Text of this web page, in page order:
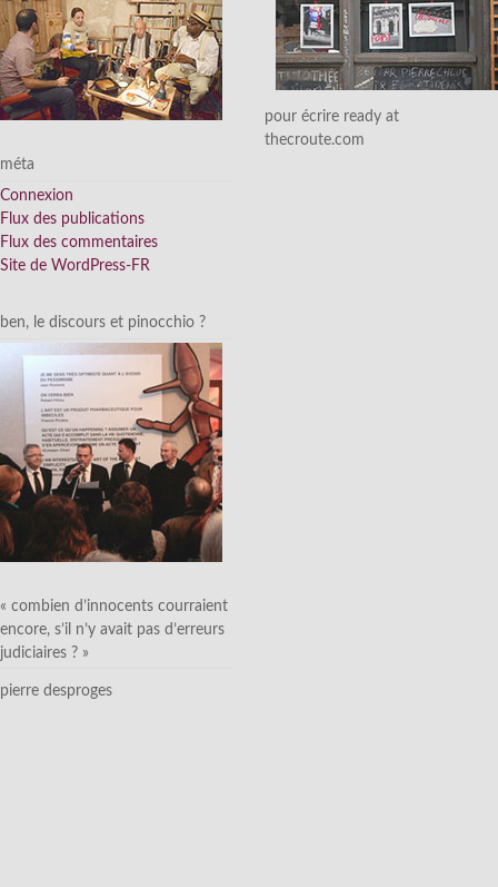
méta
Connexion
Flux des publications
Flux des commentaires
Site de WordPress-FR
ben, le discours et pinocchio ?
« combien d’innocents courraient
encore, s’il n’y avait pas d’erreurs
judiciaires ? »
pierre desproges
pour écrire ready at
thecroute.com